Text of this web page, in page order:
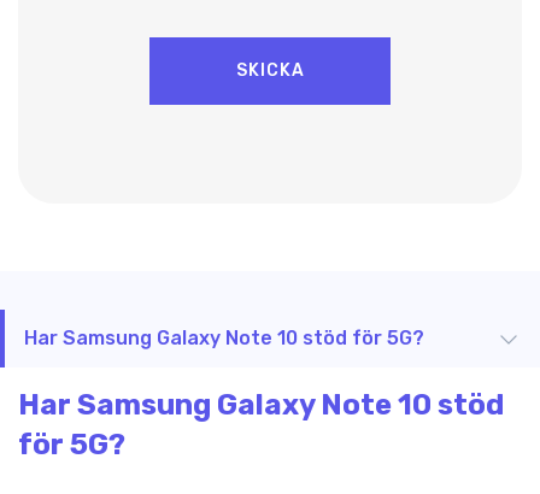
Har Samsung Galaxy Note 10 stöd för 5G?
Har Samsung Galaxy Note 10 stöd
för 5G?